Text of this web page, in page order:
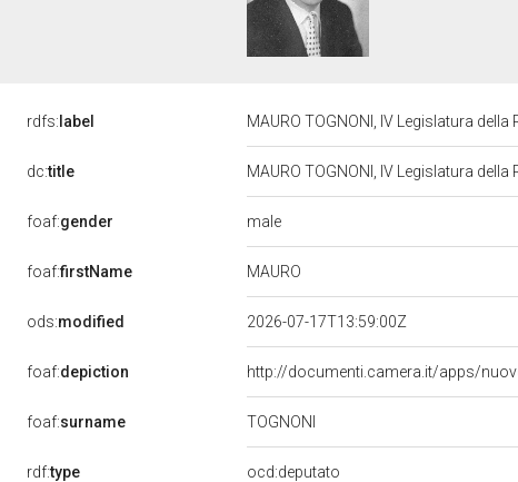
rdfs: label MAURO TOGNONI, IV Legislatura della
dc:title MAURO TOGNONI, IV Legislatura della
foaf:gender male
foaf:firstName MAURO
ods:modified 2026-07-17T13:59:00Z
foaf:depiction http://documenti.camera.it/apps/
foaf:surname TOGNONI
rdf:type
ocd:deputato